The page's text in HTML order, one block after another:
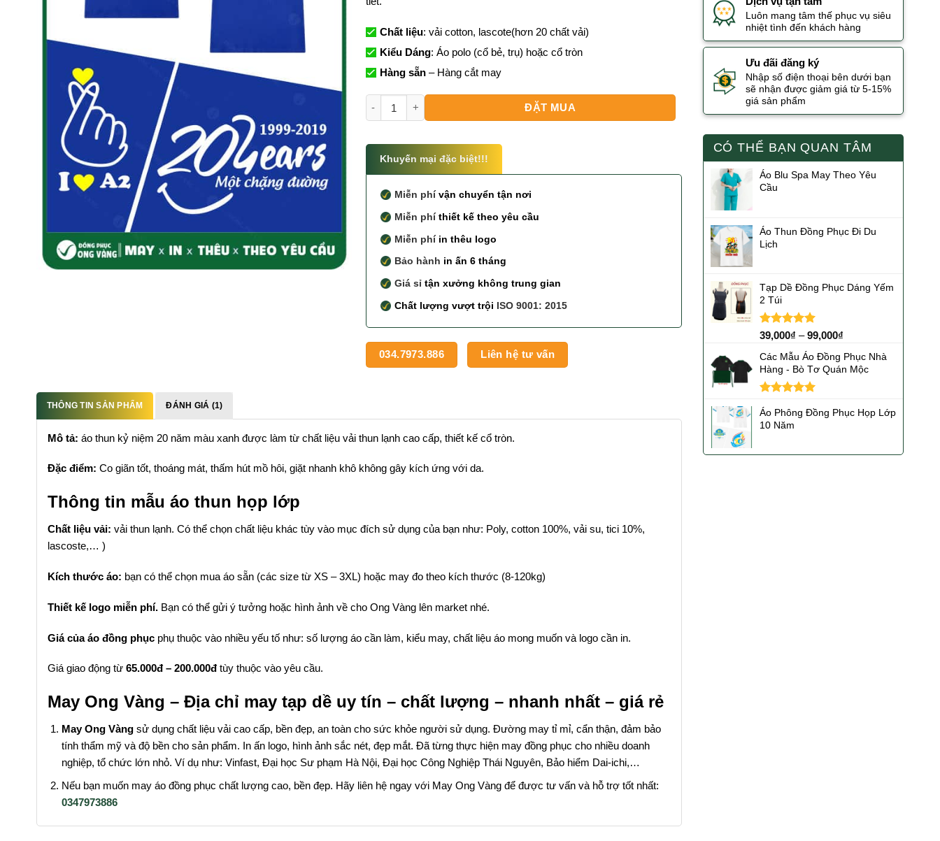
Chất liệu: vải cotton, lascote(hơn 20 chất vải)
Kiểu Dáng: Áo polo (cổ bẻ, trụ) hoặc cổ tròn
Hàng sẵn – Hàng cắt may
Tổng Hợp 99+ Mẫu áo thun họp lớp mới nhất số lượng
ĐẶT MUA
Khuyến mại đặc biệt!!!
Miễn phívận chuyển tận nơi
Miễn phíthiết kế theo yêu cầu
Miễn phíin thêu logo
Bảo hành in ấn 6 tháng
Giá sỉ tận xưởng không trung gian
Chất lượng vượt trội ISO 9001: 2015
034.7973.886 Liên hệ tư vấn
THÔNG TIN SẢN PHẨM ĐÁNH GIÁ (1)
Mô tả: áo thun kỷ niệm 20 năm màu xanh được làm từ chất liệu vải thun lạnh cao cấp, thiết kế cổ tròn.
Đặc điểm: Co giãn tốt, thoáng mát, thấm hút mồ hôi, giặt nhanh khô không gây kích ứng với da.
Thông tin mẫu áo thun họp lớp
Chất liệu vải: vải thun lạnh. Có thể chọn chất liệu khác tùy vào mục đích sử dụng của bạn như: Poly, cotton 100%, vải su, tici 10%,
lascoste,… )
Kích thước áo: bạn có thể chọn mua áo sẵn (các size từ XS – 3XL) hoặc may đo theo kích thước (8-120kg)
Thiết kế logo miễn phí. Bạn có thể gửi ý tưởng hoặc hình ảnh về cho Ong Vàng lên market nhé.
Giá của áo đồng phục phụ thuộc vào nhiều yếu tố như: số lượng áo cần làm, kiểu may, chất liệu áo mong muốn và logo cần in.
Giá giao động từ 65.000đ – 200.000đtùy thuộc vào yêu cầu.
May Ong Vàng – Địa chỉ may tạp dề uy tín – chất lượng – nhanh nhất – giá rẻ
May Ong Vàng sử dụng chất liệu vải cao cấp, bền đẹp, an toàn cho sức khỏe người sử dụng. Đường may tỉ mỉ, cẩn thận, đảm bảo
tính thẩm mỹ và độ bền cho sản phẩm. In ấn logo, hình ảnh sắc nét, đẹp mắt. Đã từng thực hiện may đồng phục cho nhiều doanh
nghiệp, tổ chức lớn nhỏ. Ví dụ như: Vinfast, Đại học Sư phạm Hà Nội, Đại học Công Nghiệp Thái Nguyên, Bảo hiểm Dai-ichi,…
Nếu bạn muốn may áo đồng phục chất lượng cao, bền đẹp. Hãy liên hệ ngay với May Ong Vàng để được tư vấn và hỗ trợ tốt nhất:
0347973886
Luôn mang tâm thế phục vụ siêu
nhiệt tình đến khách hàng
Ưu đãi đăng ký
Nhập số điện thoại bên dưới bạn
sẽ nhận được giảm giá từ 5-15%
giá sản phẩm
CÓ THỂ BẠN QUAN TÂM
Áo Blu Spa May Theo Yêu
Cầu
Áo Thun Đồng Phục Đi Du
Lịch
Tạp Dề Đồng Phục Dáng Yếm
2 Túi
Được xếp
5 sao
39,000₫ –99,000₫
Các Mẫu Áo Đồng Phục Nhà
Hàng - Bò Tơ Quán Mộc
hạng5.00
5 sao
Áo Phông Đồng Phục Họp Lớp
10 Năm